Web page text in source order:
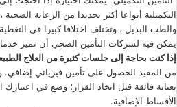
التكميلية أنواعا أكثر تحديدا من الرعاية
والطب البديل ، وتختلف اختلافا كبيرا في
يمكن فيه لشركات التأمين الصحي أن تميز
إذا كنت بحاجة إلى جلسات كثيرة من العلاج
من المفيد الحصول على تأمين فيزيائي إضافي.
بعناية فائقة قبل اتخاذ القرار؛ وضع في اعتبارك
الأقساط الإضافية.